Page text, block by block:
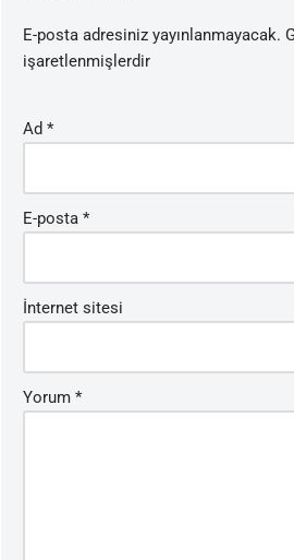
E-posta adresiniz yayınlanmayacak.
işaretlenmişlerdir
Ad *
E-posta *
İnternet sitesi
Yorum *